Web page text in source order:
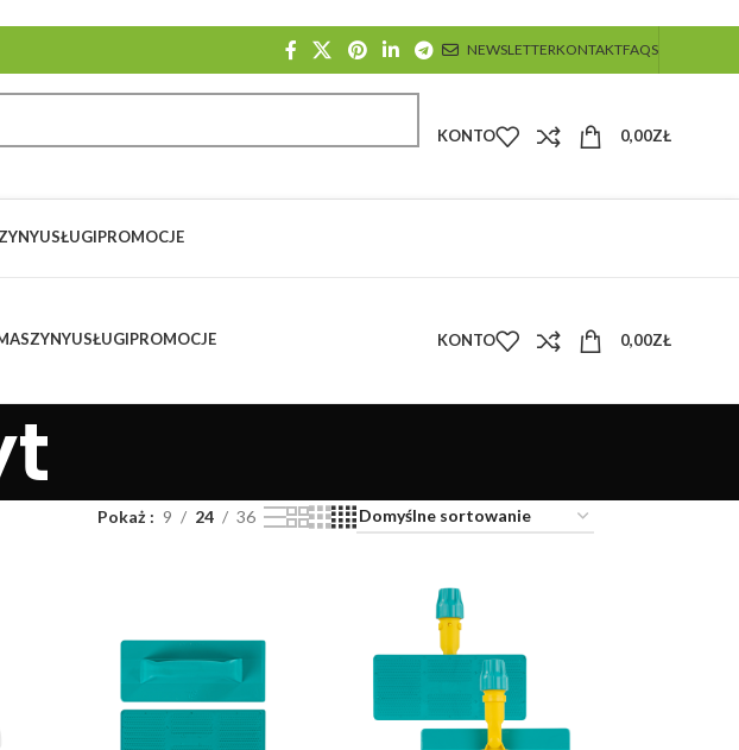
NEWSLETTERKONTAKTFAQS
KONTO 0,00ZŁ
USŁUGIPROMOCJE
USŁUGIPROMOCJE KONTO 0,00ZŁ
Pokaż 9 24 36